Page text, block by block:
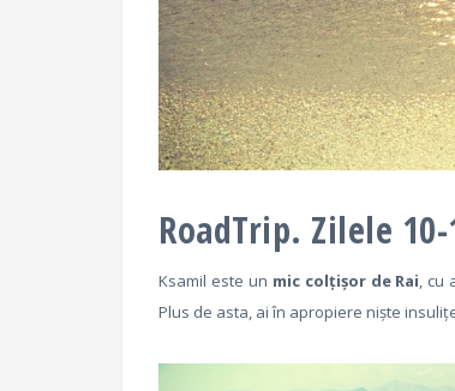
RoadTrip. Zilele
Ksamil este un mic colțișor de Rai, cu
Plus de asta, ai în apropiere niște